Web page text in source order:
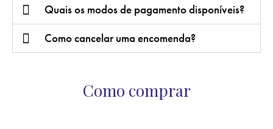
Quais os modos de pagamento disponíveis?
Como cancelar uma encomenda?
Como comprar